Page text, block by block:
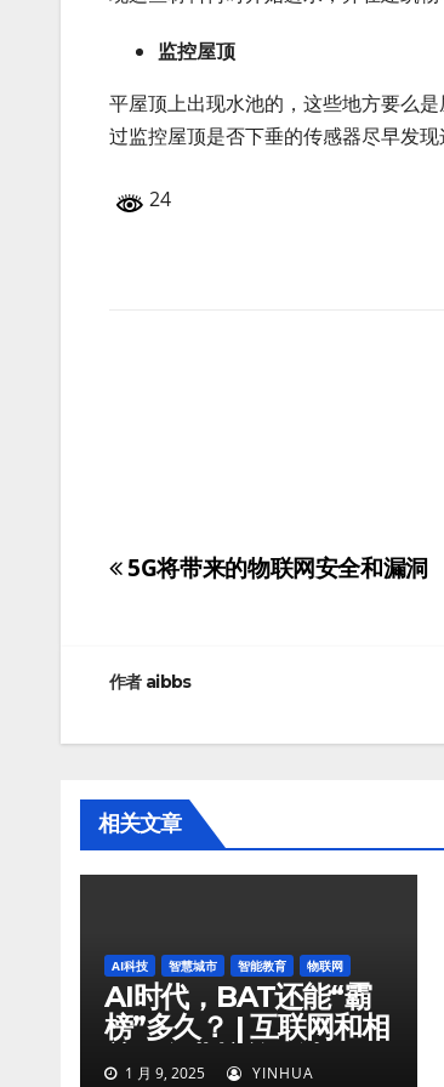
监控屋顶
平屋顶上出现水池的，这些地方要么
过监控屋顶是否下垂的传感器尽早发
24
文
导
5G将带来的物联网安全和漏洞
作者 aibbs
相关文章
AI科技 智慧城市 智能教育 物联网
AI时代，BAT还能“霸
榜”多久？ | 互联网和相
关服务业榜单解读
1 月 9, 2025 YINHUA